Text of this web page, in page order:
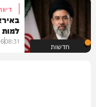
חדשות 08:31